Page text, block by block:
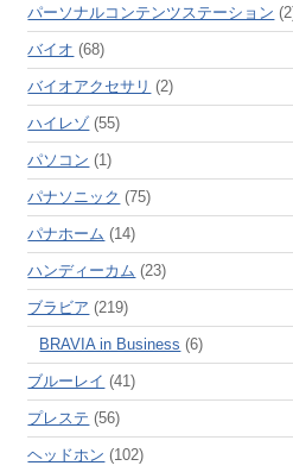
パーソナルコンテンツステーション
バイオ (68)
バイオアクセサリ (2)
ハイレゾ(55)
パソコン (1)
パナソニック (75)
パナホーム (14)
ハンディーカム (23)
ブラビア (219)
BRAVIA in Business (6)
ブルーレイ (41)
プレステ (56)
ヘッドホン (102)